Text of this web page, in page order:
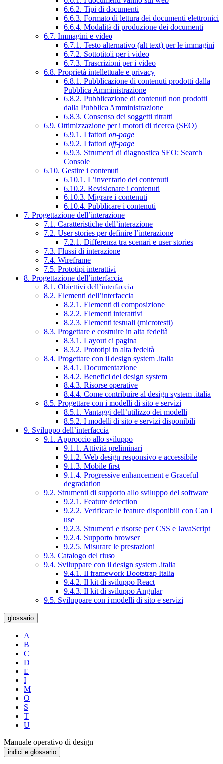
6.6.2. Tipi di documenti
6.6.3. Formato di lettura dei documenti elettronici
6.6.4. Modalità di produzione dei documenti
6.7. Immagini e video
6.7.1. Testo alternativo (alt text) per le immagini
6.7.2. Sottotitoli per i video
6.7.3. Trascrizioni per i video
6.8. Proprietà intellettuale e privacy
6.8.1. Pubblicazione di contenuti prodotti dalla
Pubblica Amministrazione
6.8.2. Pubblicazione di contenuti non prodotti
dalla Pubblica Amministrazione
6.8.3. Consenso dei soggetti ritratti
6.9. Ottimizzazione per i motori di ricerca (SEO)
6.9.1. I fattori on-page
6.9.2. I fattori off-page
6.9.3. Strumenti di diagnostica SEO: Search
Console
6.10. Gestire i contenuti
6.10.1. L’inventario dei contenuti
6.10.2. Revisionare i contenuti
6.10.3. Migrare i contenuti
6.10.4. Pubblicare i contenuti
7. Progettazione dell’interazione
7.1. Caratteristiche dell’interazione
7.2. User stories per definire l’interazione
7.2.1. Differenza tra scenari e user stories
7.3. Flussi di interazione
7.4. Wireframe
7.5. Prototipi interattivi
8. Progettazione dell’interfaccia
8.1. Obiettivi dell’interfaccia
8.2. Elementi dell’interfaccia
8.2.1. Elementi di composizione
8.2.2. Elementi interattivi
8.2.3. Elementi testuali (microtesti)
8.3. Progettare e costruire in alta fedeltà
8.3.1. Layout di pagina
8.3.2. Prototipi in alta fedeltà
8.4. Progettare con il design system .italia
8.4.1. Documentazione
8.4.2. Benefici del design system
8.4.3. Risorse operative
8.4.4. Come contribuire al design system .italia
8.5. Progettare con i modelli di sito e servizi
8.5.1. Vantaggi dell’utilizzo dei modelli
8.5.2. I modelli di sito e servizi disponibili
9. Sviluppo dell’interfaccia
9.1. Approccio allo sviluppo
9.1.1. Attività preliminari
9.1.2. Web design responsivo e accessibile
9.1.3. Mobile first
9.1.4. Progressive enhancement e Graceful
degradation
9.2. Strumenti di supporto allo sviluppo del software
9.2.1. Feature detection
9.2.2. Verificare le feature disponibili con Can I
use
9.2.3. Strumenti e risorse per CSS e JavaScript
9.2.4. Supporto browser
9.2.5. Misurare le prestazioni
9.3. Catalogo del riuso
9.4. Sviluppare con il design system .italia
9.4.1. Il framework Bootstrap Italia
9.4.2. Il kit di sviluppo React
9.4.3. Il kit di sviluppo Angular
9.5. Sviluppare con i modelli di sito e servizi
glossario
A
B
C
D
E
I
M
O
S
T
U
Manuale operativo di design
indici e glossario